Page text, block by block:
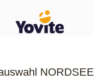
NORDSEE